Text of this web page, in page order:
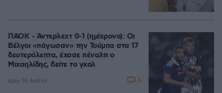
ΠΑΟΚ - Άντερλεχτ 0-1 (ημίχρονο): Οι
Βέλγοι «πάγωσαν» την Τούμπα στα 17
δευτερόλεπτα, έχασε πέναλτι ο
Μιχαηλίδης, δείτε το γκολ
πριν 16 λεπτά 3